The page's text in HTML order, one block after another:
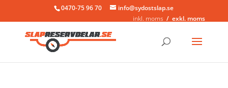
0470-75 96 70
info@sydostslap.se
inkl. moms
exkl. moms